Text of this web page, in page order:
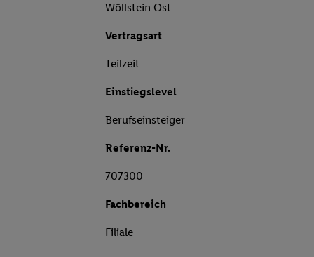
Wöllstein Ost
Vertragsart
Teilzeit
Einstiegslevel
Berufseinsteiger
Referenz-Nr.
707300
Fachbereich
Filiale